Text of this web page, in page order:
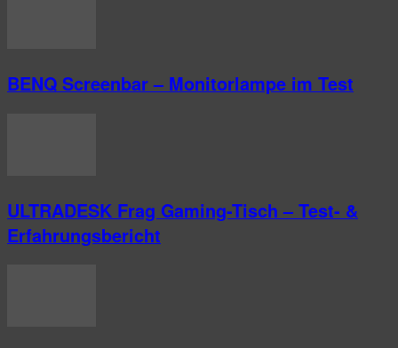
BENQ Screenbar – Monitorlampe im Test
ULTRADESK Frag Gaming-Tisch – Test- &
Erfahrungsbericht